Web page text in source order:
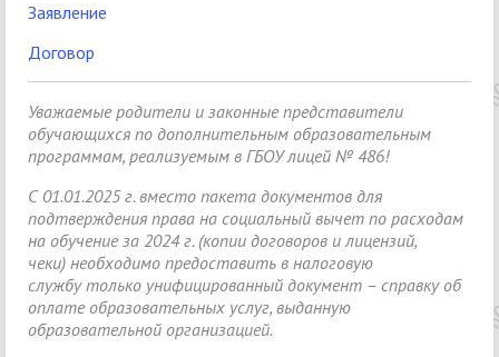
Заявление
Договор
Уважаемые родители и законные представители
обучающихся по дополнительным образовательным
программам, реализуемым в ГБОУ лицей № 486!
С 01.01.2025 г. вместо пакета документов для
подтверждения права на социальный вычет по расходам
на обучение за 2024 г. (копии договоров и лицензий,
чеки) необходимо предоставить в налоговую
службу только унифицированный документ – справку об
оплате образовательных услуг, выданную
образовательной организацией.